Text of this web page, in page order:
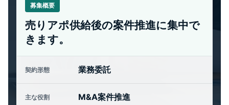
募集概要
売りアポ供給後の案件推進に集中で
きます。
契約形態 業務委託
主な役割 M&A案件推進